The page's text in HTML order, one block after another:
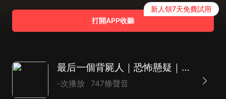
打開APP收聽
新人領7天免費試用
最后一個背屍人｜恐怖懸疑｜驚悚靈異｜刑偵｜AI多播
-次播放 747條聲音